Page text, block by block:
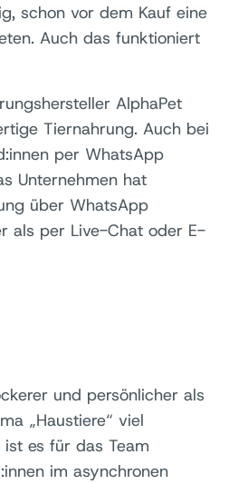
schon vor dem Kauf eine
Auch das funktioniert
AlphaPet
Tiernahrung. Auch bei
per WhatsApp
Unternehmen hat
über WhatsApp
als per Live-Chat oder E-
und persönlicher als
„Haustiere“ viel
es für das Team
im asynchronen